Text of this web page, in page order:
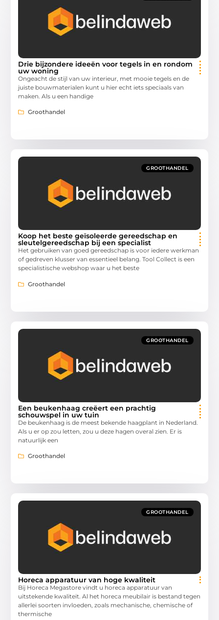
Drie bijzondere ideeën voor tegels in en rondom
uw woning
Ongeacht de stijl van uw interieur, met mooie tegels en de
juiste bouwmaterialen kunt u hier echt iets speciaals van
maken. Als u een handige
Groothandel
GROOTHANDEL
Koop het beste geïsoleerde gereedschap en
sleutelgereedschap bij een specialist
Het gebruiken van goed gereedschap is voor iedere werkman
of gedreven klusser van essentieel belang. Tool Collect is een
specialistische webshop waar u het beste
Groothandel
GROOTHANDEL
Een beukenhaag creëert een prachtig
schouwspel in uw tuin
De beukenhaag is de meest bekende haagplant in Nederland.
Als u er op zou letten, zou u deze hagen overal zien. Er is
natuurlijk een
Groothandel
GROOTHANDEL
Horeca apparatuur van hoge kwaliteit
Bij Horeca Megastore vindt u horeca apparatuur van
uitstekende kwaliteit. Al het horeca meubilair is bestand tegen
allerlei soorten invloeden, zoals mechanische, chemische of
thermische